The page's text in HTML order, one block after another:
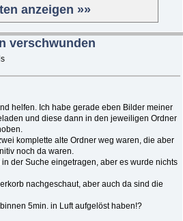
anzeigen »»
verschwunden
helfen. Ich habe gerade eben Bilder meiner
und diese dann in den jeweiligen Ordner
komplette alte Ordner weg waren, die aber
noch da waren.
der Suche eingetragen, aber es wurde nichts
nachgeschaut, aber auch da sind die
5min. in Luft aufgelöst haben!?